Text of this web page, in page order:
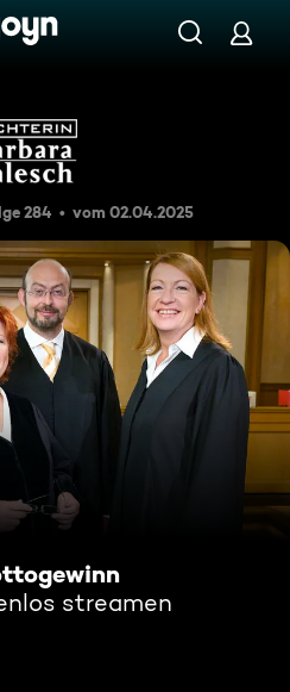
Der Lottogewinn
284 vom 02.04.2025
streamen